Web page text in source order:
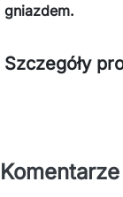
gniazdem.
Szczegóły